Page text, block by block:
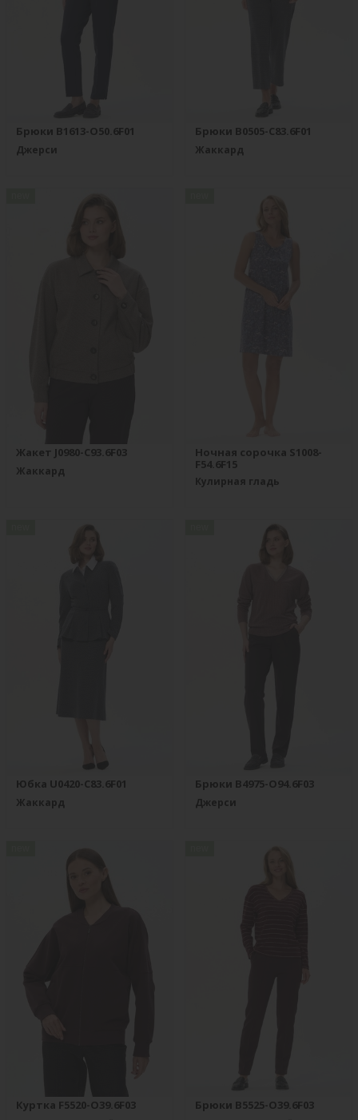
Брюки B1613-O50.6F01
Джерси
Брюки B0505-C83.6F01
Жаккард
Жакет J0980-C93.6F03
Жаккард
Ночная сорочка S1008-
F54.6F15
Кулирная гладь
Юбка U0420-C83.6F01
Жаккард
Брюки B4975-O94.6F03
Джерси
Куртка F5520-O39.6F03 Брюки B5525-O39.6F03